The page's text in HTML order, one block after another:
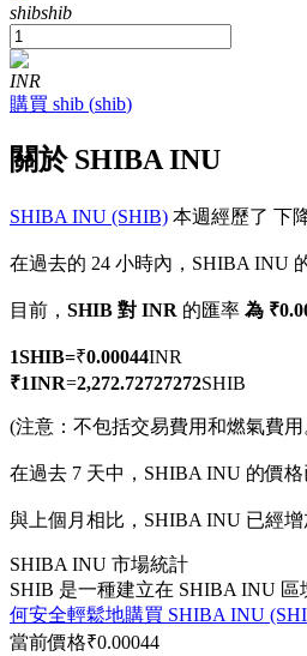
多種以USDT結算的永續合約
幣本位永續
以數字貨幣為保證金的永續合
shibshib
INR
購買 shib (shib)
關於 SHIBA INU
SHIBA INU (SHIB) 本週經歷了 下
在過去的 24 小時內，SHIBA INU
目前， SHIB 對 INR 的匯率 為
1SHIB=₹0.00044INR
₹1INR=2,272.72727272SHIB
(注意：不包括交易費用和燃氣費用
在過去 7 天中，SHIBA INU 的價格
與上個月相比，SHIBA INU 已經增
SHIBA INU 市場統計
SHIB 是一種建立在 SHIBA INU 區
何安全輕鬆地購買 SHIBA INU
當前價格₹0.00044